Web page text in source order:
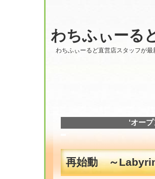
わちふぃーる
わちふぃーるど直営店スタッフが最
‘オー
再始動 ～